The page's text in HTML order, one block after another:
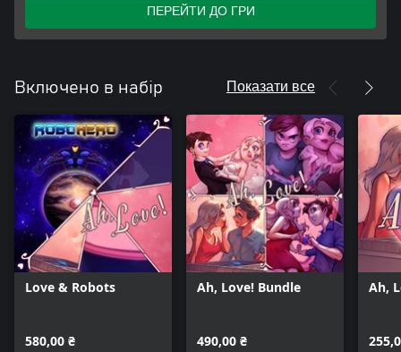
ПЕРЕЙТИ ДО ГРИ
Включено в набір Показати все
Love & Robots
580,00 ₴
Ah, Love! Bundle
490,00 ₴
Ah,